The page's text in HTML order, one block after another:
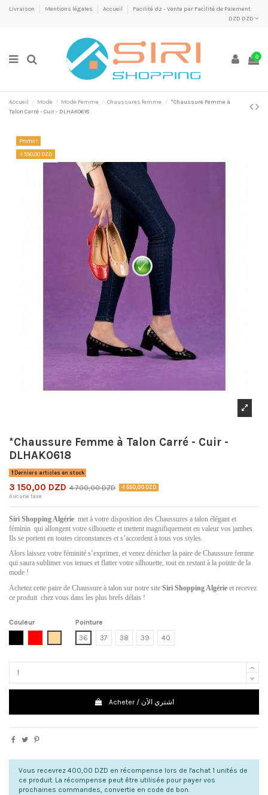
Livraison Mentions légales Accueil
Facilité dz - Vente par Facilité de Paiement
DZD DZD
0
Accueil Mode Mode Femme Chaussures femme
*Chaussure Femme à
Talon Carré - Cuir - DLHAK0618
Promo !
-1 550,00 DZD
*Chaussure Femme à Talon Carré - Cuir -
DLHAK0618
Derniers articles en stock
3 150,00 DZD 4 700,00 DZD -1 550,00 DZD
Aucune taxe
Siri Shopping Algérie met à votre disposition des Chaussures a talon élégant et
féminin qui allongent votre silhouette et mettent magnifiquement en valeur vos jambes.
Ils se portent en toutes circonstances et s’accordent à tous vos styles.
Alors laissez votre féminité s’exprimer, et venez dénicher la paire de Chaussure femme
qui saura sublimer vos tenues et flatter votre silhouette, tout en restant à la pointe de la
mode !
Achetez cette paire de Chaussure à talon sur notre site Siri Shopping Algérie et recevez
ce produit chez vous dans les plus brefs délais !
Couleur
Pointure
36
37 38 39 40
Acheter / اشتري الآن
Vous recevrez 400,00 DZD en récompense lors de l'achat 1 unités de
ce produit. La récompense peut être utilisée pour payer vos
prochaines commandes, convertie en code de bon.